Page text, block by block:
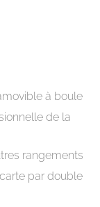
à boule
de la
rangements
par double